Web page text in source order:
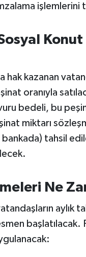
işlemlerini
hak kazanan
oranıyla
bedeli, bu
miktarı
bankada) tahsil
Ne
başlatılacak.